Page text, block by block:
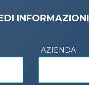
INFORMAZIONI
AZIENDA